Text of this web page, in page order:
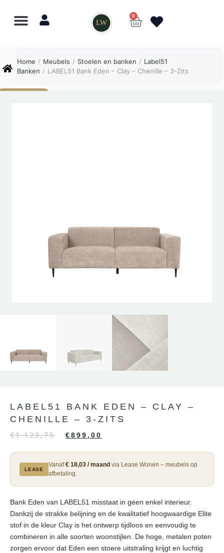
LW
0
Home / Meubels / Stoelen en banken / Label51
Banken / LABEL51 Bank Eden – Clay – Chenille – 3-Zits
LABEL51 BANK EDEN – CLAY –
CHENILLE – 3-ZITS
€1.123,75 €899,00
LEASE
Vanaf€ 18,03 / maand via Lease Wonen – meubels op
afbetaling.
Bank Eden van LABEL51 misstaat in geen enkel interieur.
Dankzij de strakke belijning en de kwalitatief hoogwaardige Elite
stof in de kleur Clay is het ontwerp tijdloos en eenvoudig te
combineren in alle soorten woonstijlen. De hoge, metalen poten
zorgen ervoor dat Eden een stoere uitstraling krijgt en luchtig
Online